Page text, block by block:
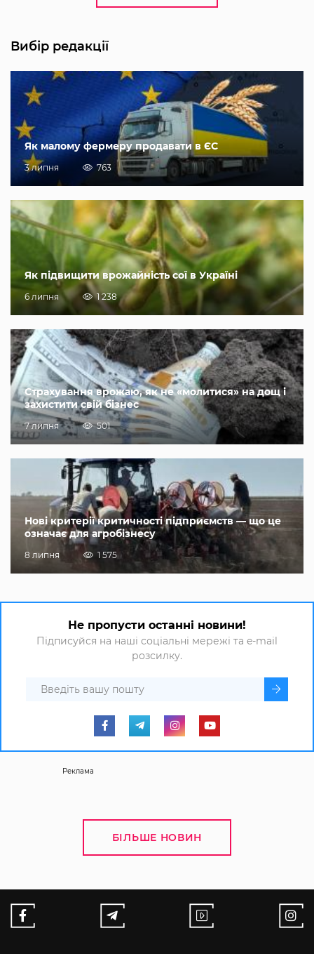
Вибір редакції
Як малому фермеру продавати в ЄС
3 липня 763
Як підвищити врожайність сої в Україні
6 липня 1 238
Страхування врожаю, як не «молитися» на дощ і
захистити свій бізнес
7 липня 501
Нові критерії критичності підприємств — що це
означає для агробізнесу
8 липня 1 575
Не пропусти останні новини!
Підписуйся на наші соціальні мережі та e-mail
розсилку.
Реклама
БІЛЬШЕ НОВИН